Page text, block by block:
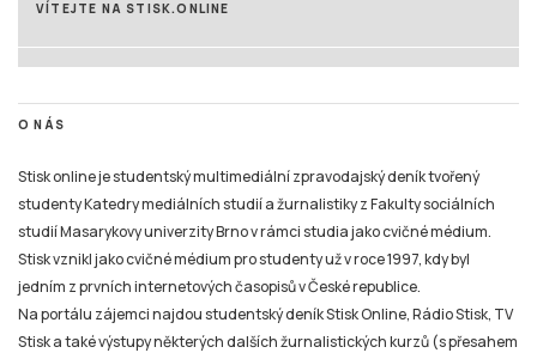
VÍTEJTE NA STISK.ONLINE
O NÁS
Stisk online je studentský multimediální zpravodajský deník tvořený
studenty Katedry mediálních studií a žurnalistiky z Fakulty sociálních
studií Masarykovy univerzity Brno v rámci studia jako cvičné médium.
Stisk vznikl jako cvičné médium pro studenty už v roce 1997, kdy byl
jedním z prvních internetových časopisů v České republice.
Na portálu zájemci najdou studentský deník Stisk Online, Rádio Stisk, TV
Stisk a také výstupy některých dalších žurnalistických kurzů (s přesahem